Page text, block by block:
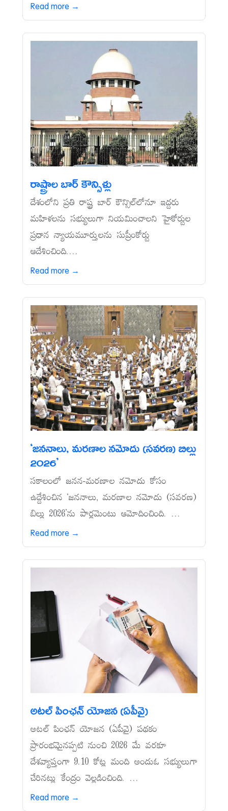
Read more →
రాష్ట్రాల బార్‌ కౌన్సిళ్లు
దేశంలోని ప్రతి రాష్ట్ర బార్‌ కౌన్సిల్‌లోనూ ఇద్దరు
మహిళలను సభ్యులుగా నియమించాలని హైకోర్టుల
ప్రధాన న్యాయమూర్తులను సుప్రీంకోర్టు
ఆదేశించింది....
Read more →
‘జననాలు, మరణాల నమోదు (సవరణ) బిల్లు
2026’
సకాలంలో జనన-మరణాల నమోదు కోసం
ఉద్దేశించిన ‘జననాలు, మరణాల నమోదు (సవరణ)
బిల్లు 2026’ను పార్లమెంటు ఆమోదించింది. ...
Read more →
అటల్‌ పింఛన్‌ యోజన (ఏపీవై)
అటల్‌ పింఛన్‌ యోజన (ఏపీవై) పథకం
ప్రారంభమైనప్పటి నుంచి 2026 మే వరకూ
దేశవ్యాప్తంగా 9.10 కోట్ల మంది అందుఓ సభ్యులుగా
చేరినట్లు కేంద్రం వెల్లడించింది. ...
Read more →